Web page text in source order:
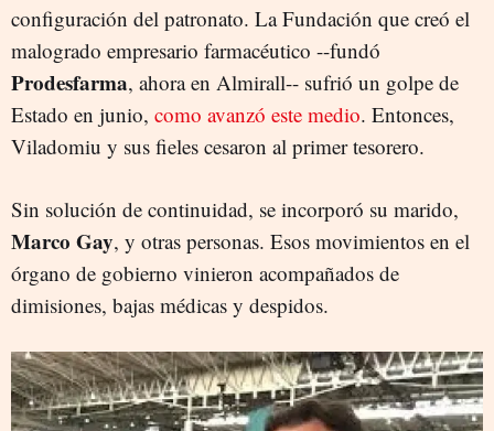
configuración del patronato. La Fundación que creó el
malogrado empresario farmacéutico --fundó
Prodesfarma, ahora en Almirall-- sufrió un golpe de
Estado en junio, como avanzó este medio. Entonces,
Viladomiu y sus fieles cesaron al primer tesorero.
Sin solución de continuidad, se incorporó su marido,
Marco Gay, y otras personas. Esos movimientos en el
órgano de gobierno vinieron acompañados de
dimisiones, bajas médicas y despidos.